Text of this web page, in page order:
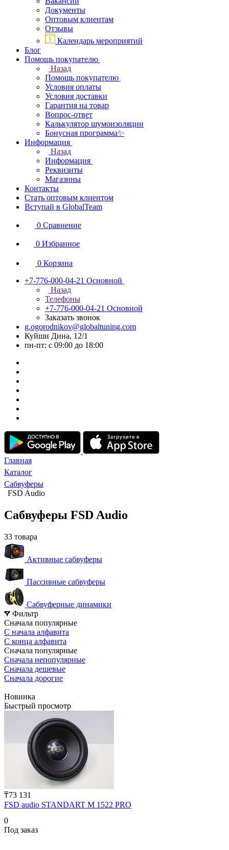
Документы
Оптовым клиентам
Отзывы
Календарь мероприятий
Блог
Помощь покупателю
Назад
Помощь покупателю
Условия оплаты
Условия доставки
Гарантия на товар
Вопрос-ответ
Калькулятор шумоизоляции
Бонусная программа✨
Информация
Назад
Информация
Реквизиты
Магазины
Контакты
Стать оптовым клиентом
Вступай в GlobalTeam
0 Сравнение
0 Избранное
0 Корзина
+7-776-000-04-21 Основной
Назад
Телефоны
+7-776-000-04-21 Основной
Заказать звонок
g.ogorodnikov@globaltuning.com
Куйши Дина, 12/1
пн-пт: с 09:00 до 18:00
Главная
Каталог
Сабвуферы
FSD Audio
Сабвуферы FSD Audio
33 товара
Активные сабвуферы
Пассивные сабвуферы
Сабвуферные динамики
Фильтр
Сначала популярные
С начала алфавита
С конца алфавита
Сначала популярные
Сначала непопулярные
Сначала дешевые
Сначала дорогие
Новинка
Быстрый просмотр
₸73 131
FSD audio STANDART M 1522 PRO
0
Под заказ